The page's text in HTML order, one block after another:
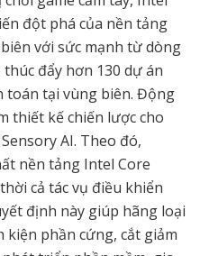
đột phá của nền tảng
với sức mạnh từ dòng
đẩy hơn 130 dự án
toán tại vùng biên. Động
thiết kế chiến lược cho
AI. Theo đó,
nền tảng Intel Core
cả tác vụ điều khiển
định này giúp hãng loại
phần cứng, cắt giảm